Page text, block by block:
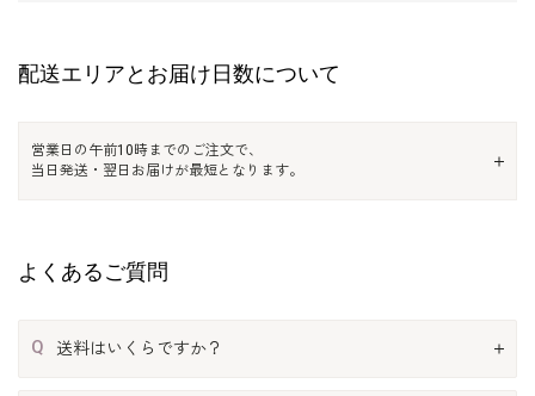
配送エリアとお届け日数について
営業日の午前10時までのご注文で、
当日発送・翌日お届けが最短となります。
よくあるご質問
Q 送料はいくらですか？